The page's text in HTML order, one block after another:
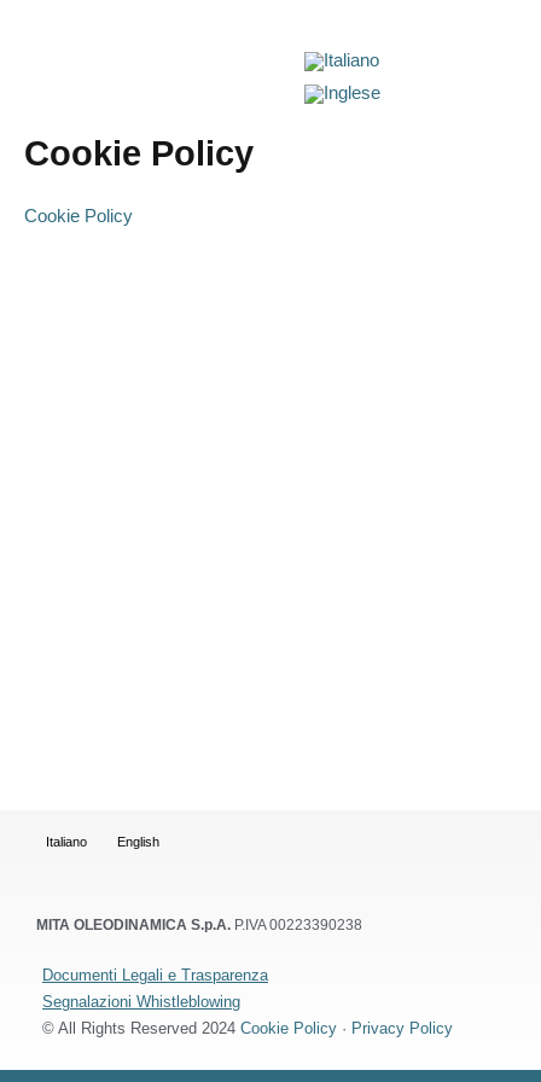
Cookie Policy
Cookie Policy
Italiano English
MITA OLEODINAMICA S.p.A. P.IVA 00223390238
Documenti Legali e Trasparenza
Segnalazioni Whistleblowing
© All Rights Reserved 2024 Cookie Policy · Privacy Policy